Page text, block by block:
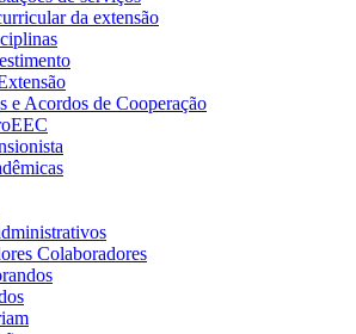
da extensão
e Acordos de Cooperação
Colaboradores